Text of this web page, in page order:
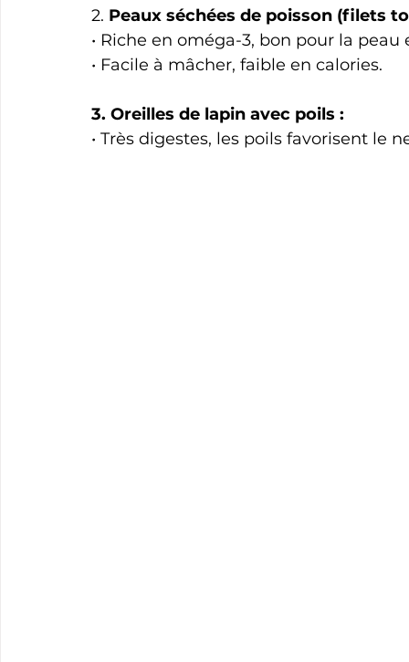
2. Peaux séchées de poisson (filets
• Riche en oméga-3, bon pour la peau
• Facile à mâcher, faible en calories.
3. Oreilles de lapin avec poils :
• Très digestes, les poils favorisent le